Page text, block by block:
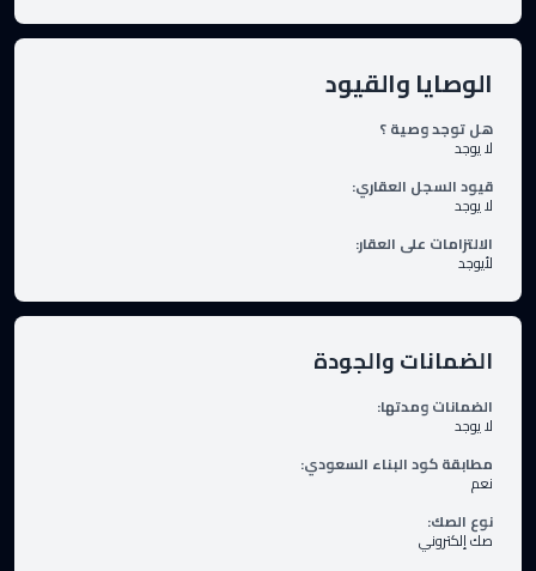
الوصايا والقيود
هل توجد وصية ؟
لا يوجد
قيود السجل العقاري:
لا يوجد
الالتزامات على العقار:
لأيوجد
الضمانات والجودة
الضمانات ومدتها:
لا يوجد
مطابقة كود البناء السعودي:
نعم
نوع الصك:
صك إلكتروني